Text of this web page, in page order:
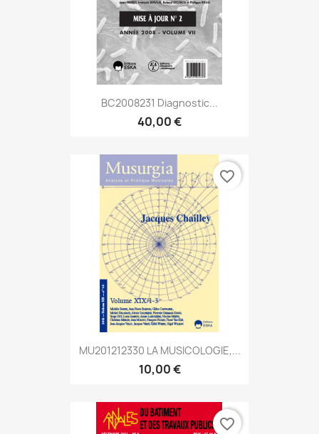
BC2008231 Diagnostic...
40,00 €
MU201212330 LA MUSICOLOGIE,...
10,00 €
favorite_border
favorite_border